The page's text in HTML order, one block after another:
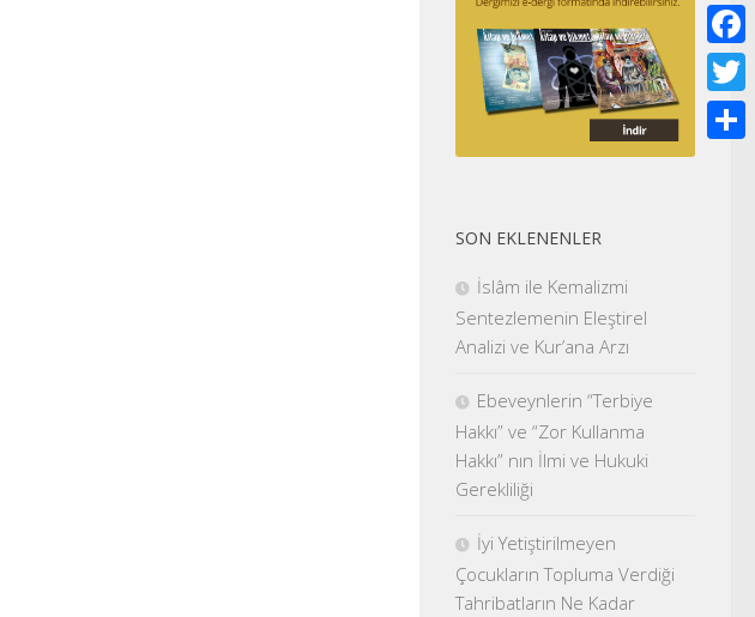
SON EKLENENLER
İslâm ile Kemalizmi
Sentezlemenin Eleştirel
Analizi ve Kur’ana Arzı
Ebeveynlerin “Terbiye
Hakkı” ve “Zor Kullanma
Hakkı” nın İlmi ve Hukuki
Gerekliliği
İyi Yetiştirilmeyen
Çocukların Topluma Verdiği
Tahribatların Ne Kadar